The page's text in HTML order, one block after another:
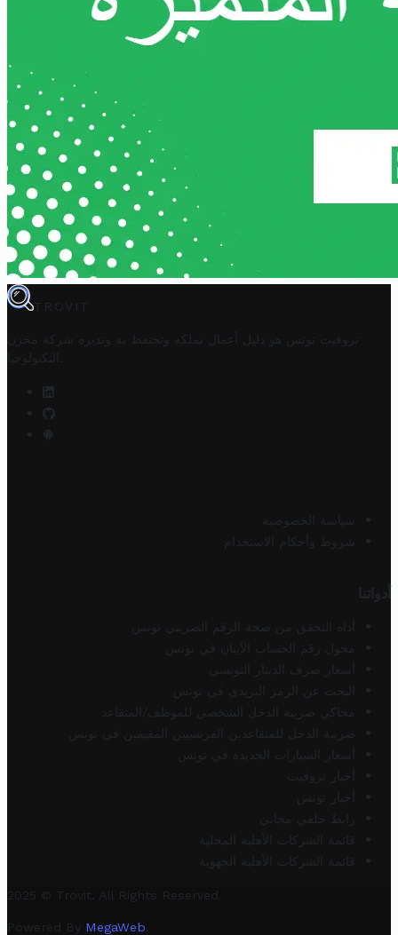
TROVIT
تروفيت تونس هو دليل أعمال تملكه وتحتفظ به وتديره
شركة مخزن
التكنولوجيا
سياسة الخصوصية
شروط وأحكام الاستخدام
أدواتنا
أداة التحقق من صحة الرقم الضريبي تونس
محول رقم الحساب الآيبان في تونس
أسعار صرف الدينار التونسي
البحث عن الرمز البريدي في تونس
محاكي ضريبة الدخل الشخصي للموظف/المتقاعد
ضريبة الدخل للمتقاعدين الفرنسيين المقيمين في تونس
أسعار السيارات الجديدة في تونس
أخبار تروفيت
أخبار تونس
رابط خلفي مجاني
قائمة الشركات الأهلية المحلية
قائمة الشركات الأهلية الجهوية
2025 © Trovit. All Rights Reserved.
Powered By MegaWeb